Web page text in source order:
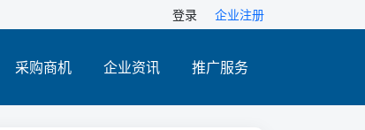
登录 企业注册
采购商机 企业资讯 推广服务